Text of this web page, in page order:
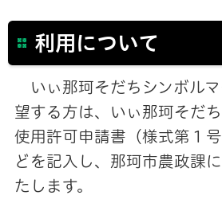
利用について
いぃ那珂そだちシンボル
望する方は、いぃ那珂そだ
使用許可申請書（様式第１
どを記入し、那珂市農政課
たします。